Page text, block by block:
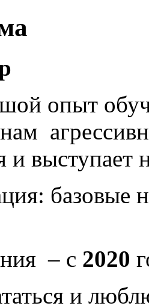
опыт
и выступает
базовые
– с 2020
и